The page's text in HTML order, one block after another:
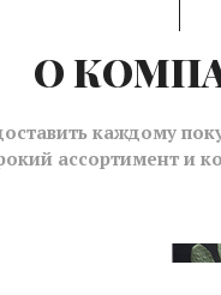
О
каждому
ассортимент и